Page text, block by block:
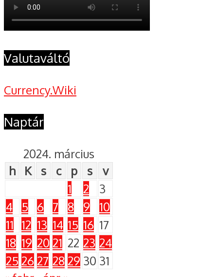
Valutaváltó
Currency.Wiki
Naptár
2024. március
h
K s c p s
v
1
2
3
4
5 6 7 8 9
10
11
12 13 14 15 16 17
18 19 20 21 22 23 24
25 26 27 28 29 30 31